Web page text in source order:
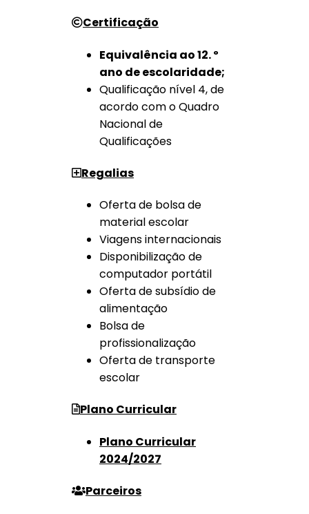
Certificação
Equivalência ao 12. º
ano de escolaridade;
Qualificação nível 4, de
acordo com o Quadro
Nacional de
Qualificações
Regalias
Oferta de bolsa de
material escolar
Viagens internacionais
Disponibilização de
computador portátil
Oferta de subsídio de
alimentação
Bolsa de
profissionalização
Oferta de transporte
escolar
Plano Curricular
Plano Curricular
2024/2027
Parceiros